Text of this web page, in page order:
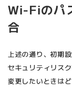
Wi-Fiのパ
合
上述の通り、初期
セキュリティリス
変更したいときは